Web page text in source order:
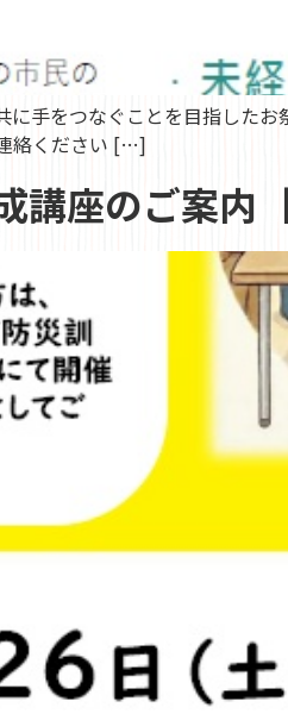
手をつなぐことを目指した
絡ください […]
講座のご案内